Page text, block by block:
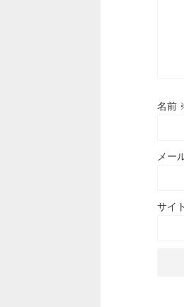
名前
メー
サイト